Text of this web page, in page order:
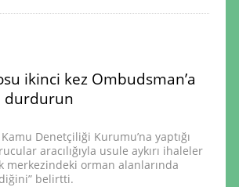
ikinci kez Ombudsman’a
durdurun
Denetçiliği Kurumu’na yaptığı
aracılığıyla usule aykırı ihaleler
merkezindeki orman alanlarında
belirtti.